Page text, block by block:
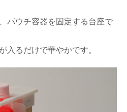
パウチ容器を固定する台座で
入るだけで華やかです。